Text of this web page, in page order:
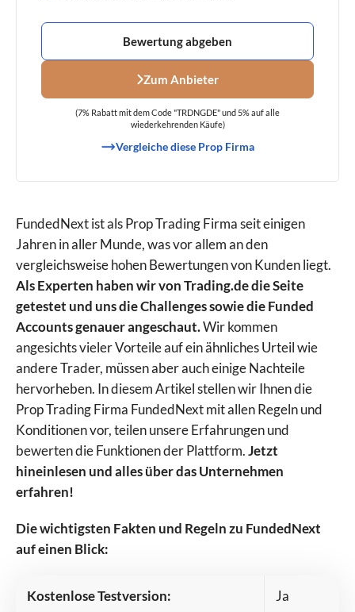
Bewertung abgeben
Zum Anbieter
(7% Rabatt mit dem Code "TRDNGDE" und 5% auf alle
wiederkehrenden Käufe)
Vergleiche diese Prop Firma
FundedNext ist als Prop Trading Firma seit einigen
Jahren in aller Munde, was vor allem an den
vergleichsweise hohen Bewertungen von Kunden liegt.
Als Experten haben wir von Trading.de die Seite
getestet und uns die Challenges sowie die Funded
Accounts genauer angeschaut.Wir kommen
angesichts vieler Vorteile auf ein ähnliches Urteil wie
andere Trader, müssen aber auch einige Nachteile
hervorheben. In diesem Artikel stellen wir Ihnen die
Prop Trading Firma FundedNext mit allen Regeln und
Konditionen vor, teilen unsere Erfahrungen und
bewerten die Funktionen der Plattform.Jetzt
hineinlesen und alles über das Unternehmen
erfahren!
Die wichtigsten Fakten und Regeln zu FundedNext
auf einen Blick:
Kostenlose Testversion: Ja